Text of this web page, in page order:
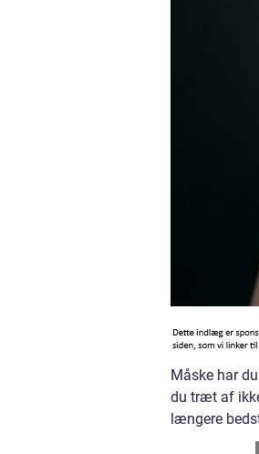
Måske har
du træt af
længere